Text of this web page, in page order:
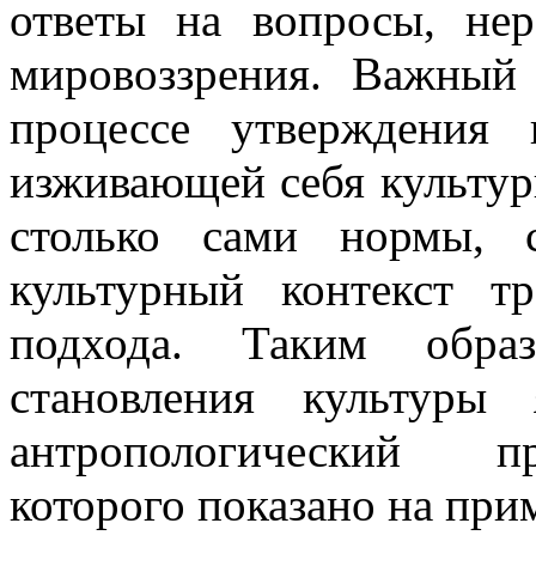
ответы на вопросы,
мировоззрения.
процессе
изживающей себя
столько сами нормы,
культурный контекст
подхода. Таким
становления
антропологический
которого показано на